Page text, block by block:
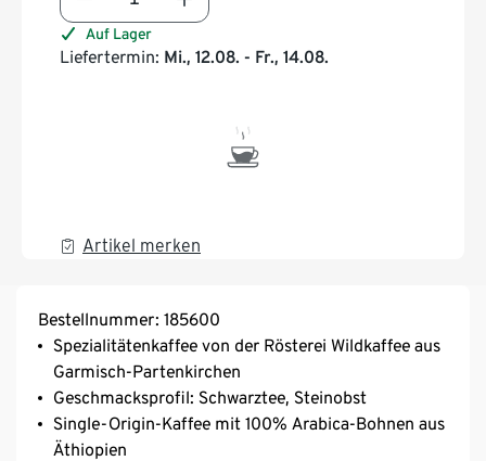
Auf Lager
Liefertermin: Mi., 12.08. - Fr., 14.08.
Artikel merken
Bestellnummer: 185600
Spezialitätenkaffee von der Rösterei Wildkaffee aus
Garmisch-Partenkirchen
Geschmacksprofil: Schwarztee, Steinobst
Single-Origin-Kaffee mit 100% Arabica-Bohnen aus
Äthiopien